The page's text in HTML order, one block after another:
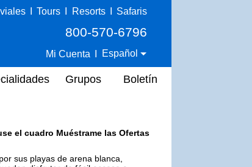
Tours Resorts Safaris
800-570-6796
Mi Cuenta Español
Grupos Boletín
el cuadro Muéstrame las Ofertas
sus playas de arena blanca,